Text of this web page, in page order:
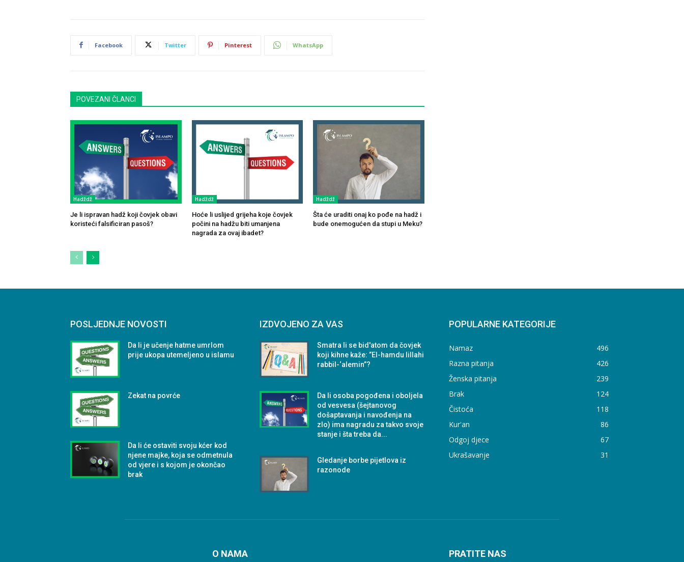
Facebook Twitter Pinterest WhatsApp
POVEZANI ČLANCI
Hadždž
Je li ispravan hadž koji čovjek obavi
koristeći falsificiran pasoš?
Hadždž
Hoće li uslijed grijeha koje čovjek
počini na hadžu biti umanjena
nagrada za ovaj ibadet?
Hadždž
Šta će uraditi onaj ko pođe na hadž i
bude onemogućen da stupi u Meku?
POSLJEDNJE NOVOSTI
Da li je učenje hatme umrlom
prije ukopa utemeljeno u islamu
Zekat na povrće
Da li će ostaviti svoju kćer kod
njene majke, koja se odmetnula
od vjere i s kojom je okončao
brak
IZDVOJENO ZA VAS
Smatra li se bid'atom da čovjek
koji kihne kaže: ”El-hamdu lillahi
rabbil-‘alemin”?
Da li osoba pogođena i oboljela
od vesvesa (šejtanovog
došaptavanja i navođenja na
zlo) ima nagradu za takvo svoje
stanje i šta treba da...
Gledanje borbe pijetlova iz
razonode
POPULARNE KATEGORIJE
Namaz
496
Razna pitanja
426
Ženska pitanja
239
Brak
124
Čistoća
118
Kur'an
86
Odgoj djece
67
Ukrašavanje
31
O NAMA PRATITE NAS